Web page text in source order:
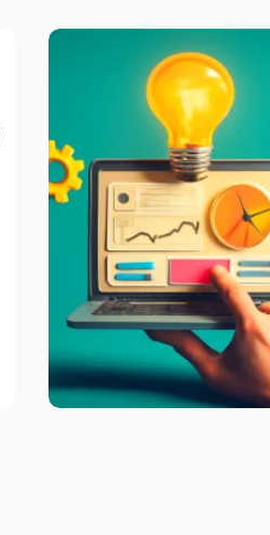
Gepubliceerd door